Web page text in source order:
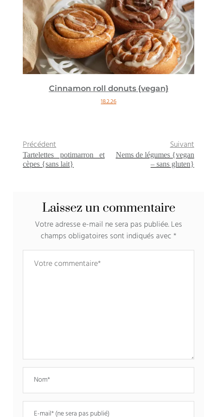
Cinnamon roll donuts {vegan}
18.2.26
Précédent
Tartelettes potimarron et
cèpes {sans lait}
Suivant
Nems de légumes {vegan
– sans gluten}
Laissez un commentaire
Votre adresse e-mail ne sera pas publiée.Les
champs obligatoires sont indiqués avec*